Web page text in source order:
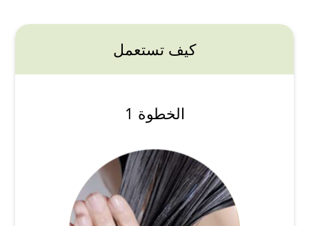
كيف تستعمل
الخطوة 1